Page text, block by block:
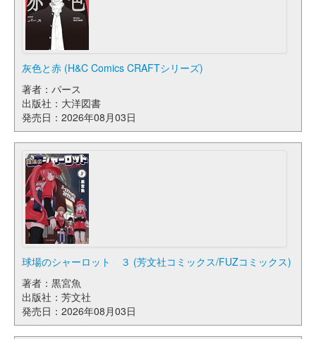
灰色と赤 (H&C Comics CRAFTシリーズ)
著者：パース
出版社：大洋図書
発売日：2026年08月03日
球場のシャーロット ３ (芳文社コミックス/FUZコミックス)
著者：黒宮魚
出版社：芳文社
発売日：2026年08月03日